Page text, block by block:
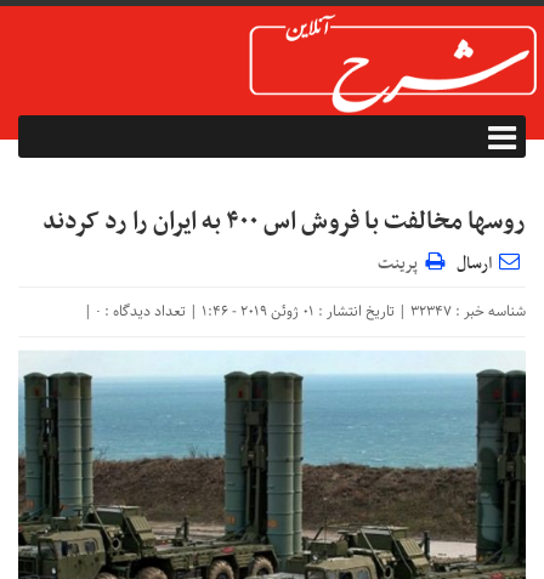
روسها مخالفت با فروش اس ۴۰۰ به ایران را رد کردند
ارسال پرینت
شناسه خبر : 32347 | تاریخ انتشار : 01 ژوئن 2019 - 1:46 | تعداد دیدگاه : ۰ |